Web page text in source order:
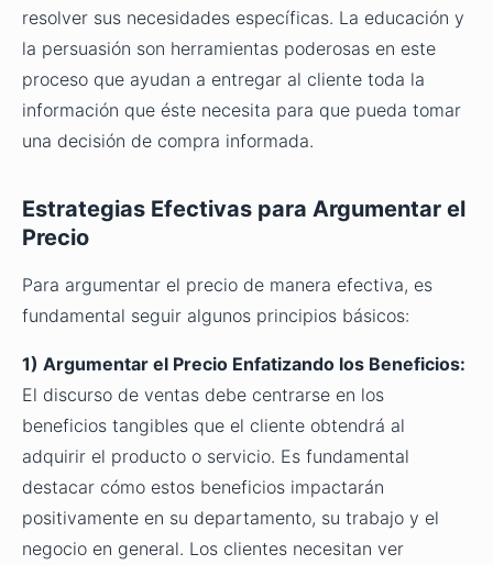
resolver sus necesidades específicas. La educación y
la persuasión son herramientas poderosas en este
proceso que ayudan a entregar al cliente toda la
información que éste necesita para que pueda tomar
una decisión de compra informada.
Estrategias Efectivas para Argumentar el
Precio
Para argumentar el precio de manera efectiva, es
fundamental seguir algunos principios básicos:
1) Argumentar el Precio Enfatizando los Beneficios:
El discurso de ventas debe centrarse en los
beneficios tangibles que el cliente obtendrá al
adquirir el producto o servicio. Es fundamental
destacar cómo estos beneficios impactarán
positivamente en su departamento, su trabajo y el
negocio en general. Los clientes necesitan ver